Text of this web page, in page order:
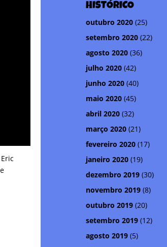
HISTÓRICO
outubro 2020 (25)
setembro 2020 (22)
agosto 2020 (36)
julho 2020 (42)
junho 2020 (40)
maio 2020 (45)
abril 2020 (32)
março 2020 (21)
fevereiro 2020 (17)
janeiro 2020 (19)
dezembro 2019 (30)
novembro 2019 (8)
outubro 2019 (20)
setembro 2019 (12)
agosto 2019 (5)